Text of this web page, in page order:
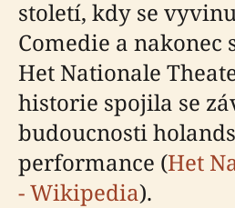
století, kdy se
Comedie a nakonec
Het Nationale
historie spojila se
budoucnosti
performance (Het
- Wikipedia).